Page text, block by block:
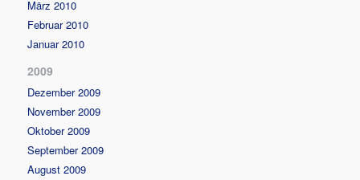
März 2010
Februar 2010
Januar 2010
2009
Dezember 2009
November 2009
Oktober 2009
September 2009
August 2009